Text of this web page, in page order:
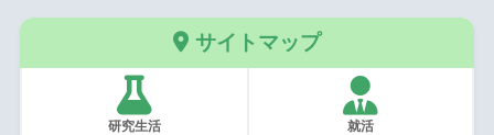
サイトマップ
研究生活 就活